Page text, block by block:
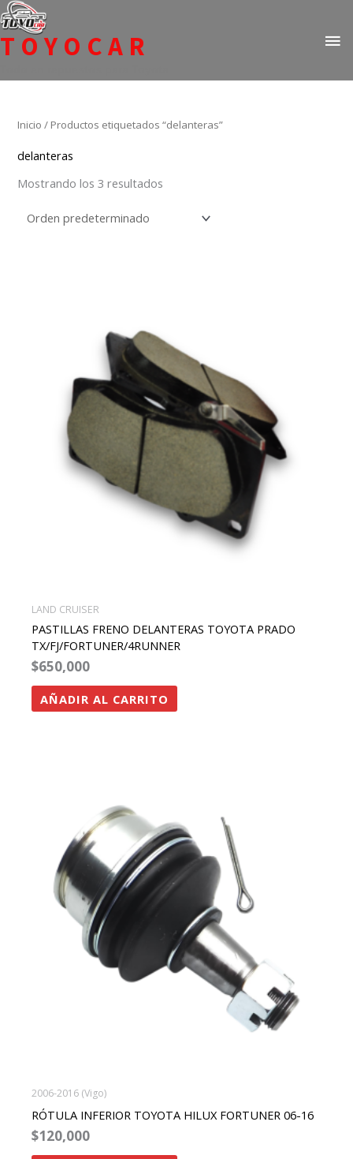
Ir
al
contenido
TOYOCAR
Inicio / Productos etiquetados “delanteras”
delanteras
Mostrando los 3 resultados
LAND CRUISER
PASTILLAS FRENO DELANTERAS TOYOTA PRADO
TX/FJ/FORTUNER/4RUNNER
$650,000
AÑADIR AL CARRITO
2006-2016 (Vigo)
RÓTULA INFERIOR TOYOTA HILUX FORTUNER 06-16
$120,000